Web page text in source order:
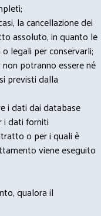
la cancellazione dei
assoluto, in quanto le
legali per conservarli;
potranno essere né
previsti dalla
i dati dai database
i dati forniti
o per i quali è
viene eseguito
qualora il